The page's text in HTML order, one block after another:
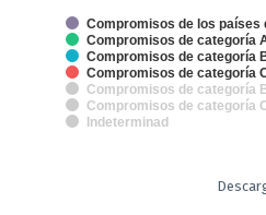
Compromisos de los países
Compromisos de categoría
Compromisos de categoría
Compromisos de categoría
Compromisos de categoría
Compromisos de categoría
Indeterminad